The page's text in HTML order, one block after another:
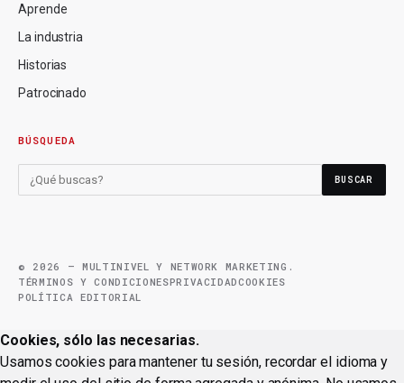
Aprende
La industria
Historias
Patrocinado
BÚSQUEDA
BUSCAR
© 2026 — MULTINIVEL Y NETWORK MARKETING.
TÉRMINOS Y CONDICIONESPRIVACIDADCOOKIES
POLÍTICA EDITORIAL
Cookies, sólo las necesarias.
Usamos cookies para mantener tu sesión, recordar el idioma y